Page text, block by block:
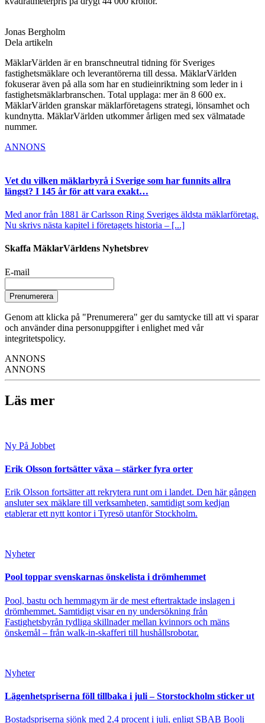
Jonas Bergholm
Dela artikeln
MäklarVärlden är en branschneutral tidning för Sveriges
fastighetsmäklare och leverantörerna till dessa. MäklarVärlden
fokuserar även på alla som har en studieinriktning som leder in i
fastighetsmäklarbranschen. Total upplaga: mer än 8 600 ex.
MäklarVärlden granskar mäklarföretagens strategi, lönsamhet och
kundnytta. MäklarVärlden utkommer årligen med sex välmatade
nummer.
ANNONS
Vet du vilken mäklarbyrå i Sverige som har funnits allra
längst? I 145 år för att vara exakt…
Med anor från 1881 är Carlsson Ring Sveriges äldsta mäklarföretag.
Nu skrivs nästa kapitel i företagets historia – [...]
Skaffa MäklarVärldens Nyhetsbrev
E-mail
Prenumerera
Genom att klicka på "Prenumerera" ger du samtycke till att vi sparar
och använder dina personuppgifter i enlighet med vår
integritetspolicy.
ANNONS
ANNONS
Läs mer
Ny På Jobbet
Erik Olsson fortsätter växa – stärker fyra orter
Erik Olsson fortsätter att rekrytera runt om i landet. Den här gången
ansluter sex mäklare till verksamheten, samtidigt som kedjan
etablerar ett nytt kontor i Tyresö utanför Stockholm.
Nyheter
Pool toppar svenskarnas önskelista i drömhemmet
Pool, bastu och hemmagym är de mest eftertraktade inslagen i
drömhemmet. Samtidigt visar en ny undersökning från
Fastighetsbyrån tydliga skillnader mellan kvinnors och mäns
önskemål – från walk-in-skafferi till hushållsrobotar.
Nyheter
Lägenhetspriserna föll tillbaka i juli – Storstockholm sticker ut
Bostadspriserna sjönk med 2,4 procent i juli, enligt SBAB Booli